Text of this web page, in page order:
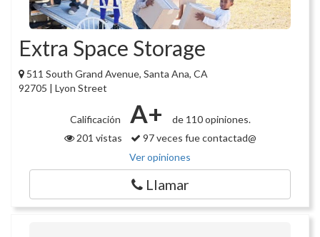
Extra Space Storage
511 South Grand Avenue, Santa Ana, CA
92705 | Lyon Street
Calificación A+
de 110 opiniones.
201 vistas
97 veces fue contactad@
Ver opiniones
Llamar